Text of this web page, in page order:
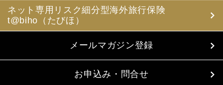
合で連絡先の方へ連絡の必要があると当社が認めた場合に
使用させていただきます。お客様は、連絡先の方の個人情
報を当社らに提供することについて連絡先の方の同意を得
るものとします。
4. お客様個人情報の収集・利用について
当社は、お客様の個人情報を収集、利用するにあたり、以
下の取扱いをしておりますことを予めご承知おき願いま
ネット専用リスク細分型海外旅行保険
t@biho（たびほ）
メールマガジン登録
お申込み・問合せ